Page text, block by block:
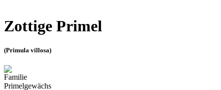
Zottige Primel
(Primula villosa)
Familie
Primelgewächs